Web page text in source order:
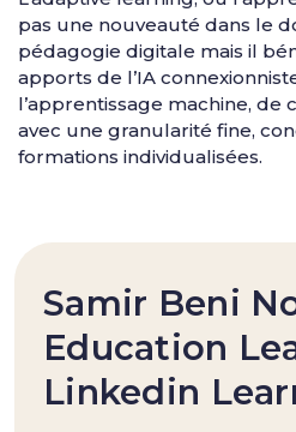
pas une nouveauté dans le
pédagogie digitale mais il
apports de l’IA
l’apprentissage machine, de
avec une granularité fine,
formations individualisées.
Samir Beni
Education
Linkedin